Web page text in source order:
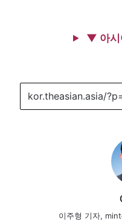
▼ 아시
이주형 기자,